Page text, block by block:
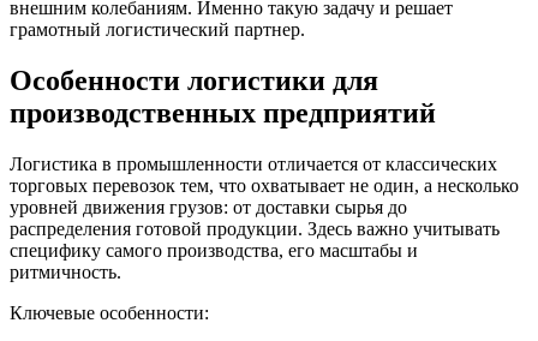
внешним колебаниям. Именно такую задачу и решает
грамотный логистический партнер.
Особенности логистики для
производственных предприятий
Логистика в промышленности отличается от классических
торговых перевозок тем, что охватывает не один, а несколько
уровней движения грузов: от доставки сырья до
распределения готовой продукции. Здесь важно учитывать
специфику самого производства, его масштабы и
ритмичность.
Ключевые особенности: